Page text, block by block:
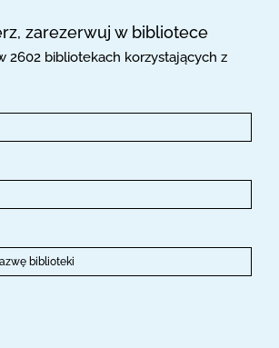
zarezerwuj w bibliotece
2602 bibliotekach korzystających z